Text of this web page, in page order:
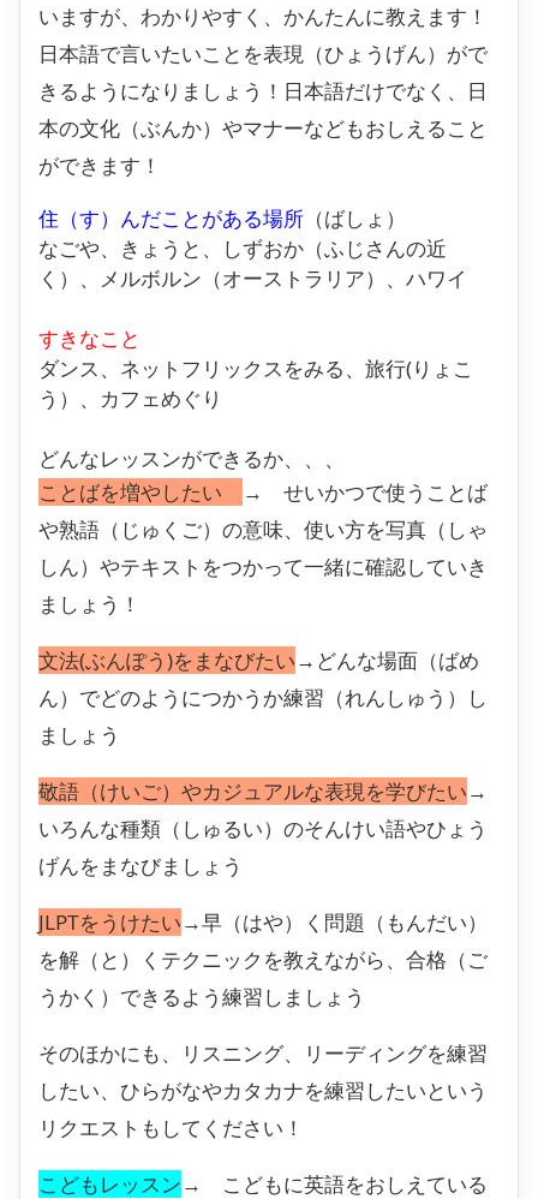
いますが、わかりやすく、かんたんに教えます！
日本語で言いたいことを表現（ひょうげん）がで
きるようになりましょう！日本語だけでなく、日
本の文化（ぶんか）やマナーなどもおしえること
ができます！
住（す）んだことがある場所 （ばしょ）
なごや、きょうと、しずおか（ふじさんの近
く）、メルボルン（オーストラリア）、ハワイ
すきなこと
ダンス、ネットフリックスをみる、旅行(りょこ
う）、カフェめぐり
どんなレッスンができるか、、、
ことばを増やしたい
→ せいかつで使うことば
や熟語（じゅくご）の意味、使い方を写真（しゃ
しん）やテキストをつかって一緒に確認していき
ましょう！
文法(ぶんぽう)をまなびたい→どんな場面（ばめ
ん）でどのようにつかうか練習（れんしゅう）し
ましょう
敬語（けいご）やカジュアルな表現を学びたい→
いろんな種類（しゅるい）のそんけい語やひょう
げんをまなびましょう
JLPTをうけたい→早（はや）く問題（もんだい）
を解（と）くテクニックを教えながら、合格（ご
うかく）できるよう練習しましょう
そのほかにも、リスニング、リーディングを練習
したい、ひらがなやカタカナを練習したいという
リクエストもしてください！
こどもレッスン→ こどもに英語をおしえている